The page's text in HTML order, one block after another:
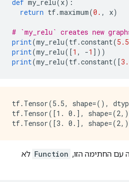
        int_val: 0
      }
  }
}
node {
  name: "Greater"
  attr {
    key: "T"
    value {
  }
def my_relu(x):
return tf.maximum(0. , x)
# `my_relu` creates new
print(my_relu(tf.constant(5.5
print(my_relu([1 , -1 ]))
print(my_relu(tf.constant([3.
tf.Tensor(5.5, shape=(),
tf.Tensor([1. 0.],
עם החתימה הזו, Function לא